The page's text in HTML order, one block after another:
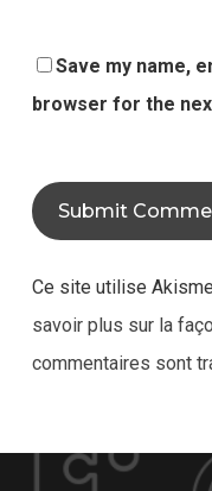
Save my name,
browser for the
Ce site utilise
savoir plus sur la
commentaires sont